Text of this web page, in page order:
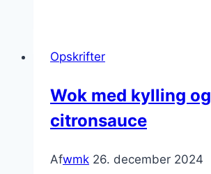
fuld
smag
Opskrifter
Wok med kylling og
citronsauce
Afwmk 26. december 2024